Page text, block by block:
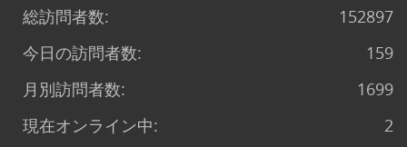
152897
総訪問者数:
159
今日の訪問者数:
1699
月別訪問者数:
2
現在オンライン中: